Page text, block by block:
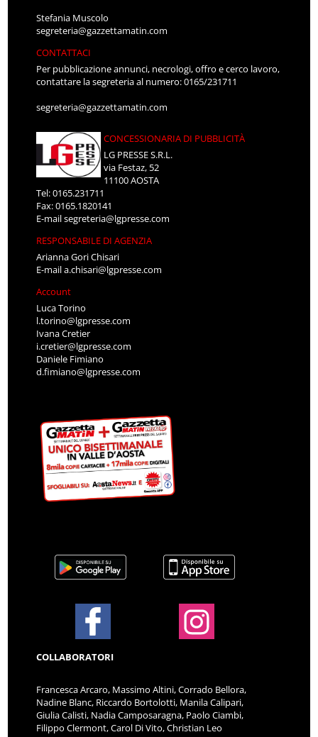
Stefania Muscolo
segreteria@gazzettamatin.com
CONTATTACI
Per pubblicazione annunci, necrologi, offro e cerco lavoro,
contattare la segreteria al numero: 0165/231711
segreteria@gazzettamatin.com
CONCESSIONARIA DI PUBBLICITÀ
LG PRESSE S.R.L.
via Festaz, 52
11100 AOSTA
Tel: 0165.231711
Fax: 0165.1820141
E-mailsegreteria@lgpresse.com
RESPONSABILE DI AGENZIA
Arianna Gori Chisari
E-maila.chisari@lgpresse.com
Account
Luca Torino
l.torino@lgpresse.com
Ivana Cretier
i.cretier@lgpresse.com
Daniele Fimiano
d.fimiano@lgpresse.com
COLLABORATORI
Francesca Arcaro, Massimo Altini, Corrado Bellora,
Nadine Blanc, Riccardo Bortolotti, Manila Calipari,
Giulia Calisti, Nadia Camposaragna, Paolo Ciambi,
Filippo Clermont, Carol Di Vito, Christian Leo